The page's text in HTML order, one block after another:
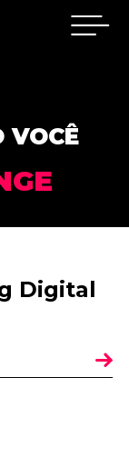
VOCÊ
Digital